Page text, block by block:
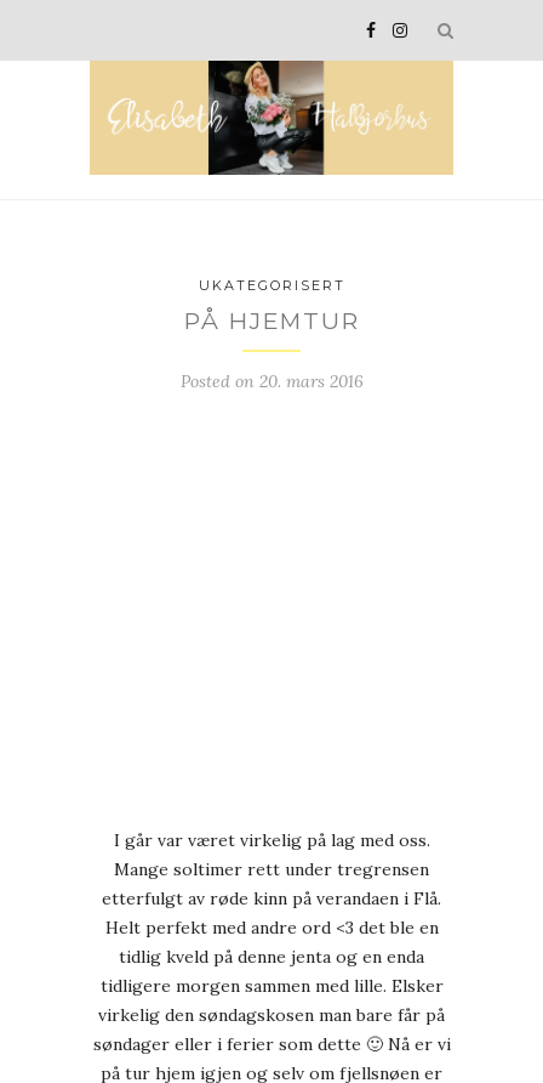
UKATEGORISERT
PÅ HJEMTUR
Posted on 20. mars 2016
I går var været virkelig på lag med oss.
Mange soltimer rett under tregrensen
etterfulgt av røde kinn på verandaen i Flå.
Helt perfekt med andre ord <3 det ble en
tidlig kveld på denne jenta og en enda
tidligere morgen sammen med lille. Elsker
virkelig den søndagskosen man bare får på
søndager eller i ferier som dette 🙂 Nå er vi
på tur hjem igjen og selv om fjellsnøen er